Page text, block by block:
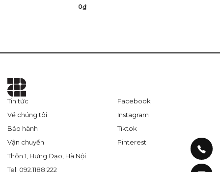
0₫
Tin tức
Về chúng tôi
Bảo hành
Vận chuyển
Facebook
Instagram
Tiktok
Pinterest
Thôn 1, Hưng Đạo, Hà Nội
Tel: 092.1188.222